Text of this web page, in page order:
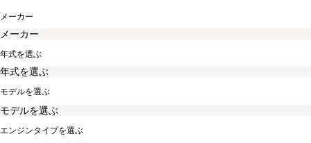
メーカー
年式を選ぶ
モデルを選ぶ
エンジンタイプを選ぶ